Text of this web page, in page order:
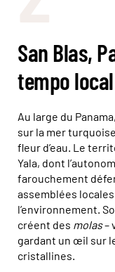
San Blas,
tempo local
Au large du
sur la mer
fleur d’eau. Le
Yala, dont
farouchement
assemblées
l’environnement.
créent des molas–
gardant un œil sur
cristallines.